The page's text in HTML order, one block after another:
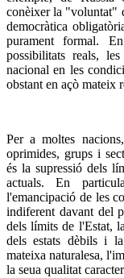
conèixer la "voluntat"
democràtica
purament formal.
possibilitats reals,
nacional en les
obstant en açò mateix
Per a moltes
oprimides, grups i
és la supressió dels
actuals. En
l'emancipació de les
indiferent davant del
dels límits de l'Estat,
dels estats dèbils i
mateixa naturalesa,
la seua qualitat